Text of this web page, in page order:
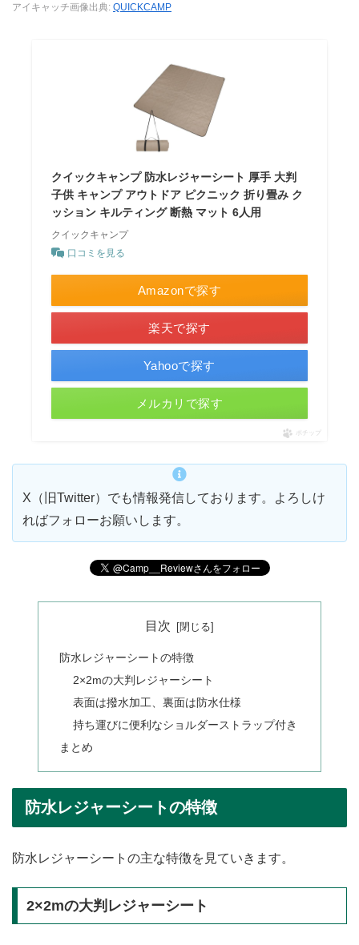
アイキャッチ画像出典: QUICKCAMP
クイックキャンプ 防水レジャーシート 厚手 大判
子供 キャンプ アウトドア ピクニック 折り畳み ク
ッション キルティング 断熱 マット 6人用
クイックキャンプ
口コミを見る
Amazonで探す
楽天で探す
Yahooで探す
メルカリで探す
ポチップ
X（旧Twitter）でも情報発信しております。よろしけ
ればフォローお願いします。
目次
防水レジャーシートの特徴
2×2mの大判レジャーシート
表面は撥水加工、裏面は防水仕様
持ち運びに便利なショルダーストラップ付き
まとめ
防水レジャーシートの特徴
防水レジャーシートの主な特徴を見ていきます。
2×2mの大判レジャーシート